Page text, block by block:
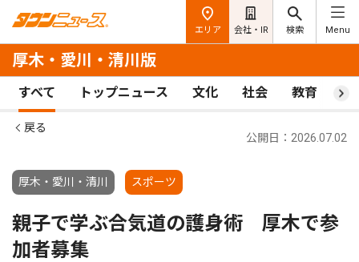
エリア 会社・IR 検索 Menu
厚木・愛川・清川版
すべて トップニュース 文化 社会 教育 ス
戻る
厚木・愛川・清川 スポーツ
公開日：2026.07.02
親子で学ぶ合気道の護身術 厚木で参
加者募集